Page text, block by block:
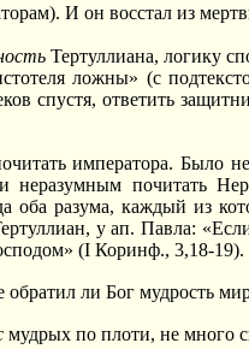
И он восстал из
Тертуллиана, логику
ложны» (с
спустя, ответить
императора. Было
неразумным почитать
оба разума, каждый из
у ап. Павла:
(I Коринф., 3,18-19).
ли Бог мудрость
мудрых по плоти, не много